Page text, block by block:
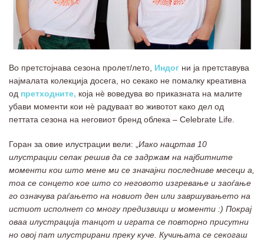
Во претстојнава сезона пролет/лето, Индог ни ја претставува
најмалата колекција досега, но секако не помалку креативна
од претходните, која нѐ воведува во приказната на малите
убави моменти кои нѐ радуваат во животот како дел од
петтата сезона на неговиот бренд облека – Celebrate Life.
Горан за овие илустрации вели: „ Иако нацртав 10
илустрации сепак решив да се задржам на најбитните
моменти кои што мене ми се значајни последниве месеци а,
тоа се сонцето кое што со неговото изгревање и заоѓање
го означува раѓањето на новиот ден или завршувањето на
истиот исполнет со многу предизвици и моменти :) Покрај
оваа илустрација танцот и играта се повторно присутни
но овој пат илустрирани преку куче. Кучињата се секогаш